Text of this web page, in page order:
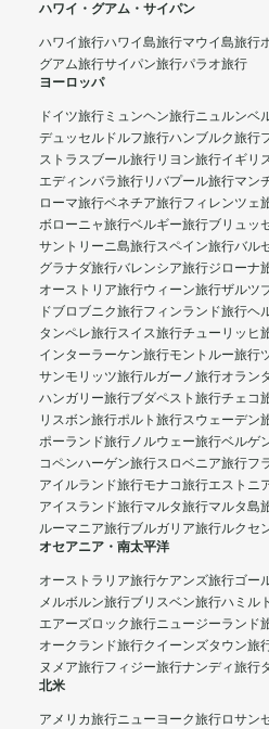
ハワイ・グアム・サイパン
ハワイ旅行ハワイ島旅行マウイ島旅行
グアム旅行サイパン旅行パラオ旅行
ヨーロッパ
ドイツ旅行 ミュンヘン旅行ニュルンベ
デュッセルドルフ旅行ハンブルク旅行
ストラスブール旅行リヨン旅行イギリ
エディンバラ旅行リバプール旅行マン
ローマ旅行ベネチア旅行フィレンツェ
ボローニャ旅行ベルギー旅行ブリュッ
サントリーニ島旅行スペイン旅行バル
グラナダ旅行バレンシア旅行ジローナ
オーストリア旅行ウィーン旅行ザルツ
ドブロブニク旅行フィンランド旅行ヘ
タンペレ旅行スイス旅行チューリッヒ
インターラーケン旅行モントルー旅行
サンモリッツ旅行ルガーノ旅行オラン
ハンガリー旅行ブダペスト旅行チェコ
リスボン旅行ポルト旅行スウェーデン
ポーランド旅行ノルウェー旅行ベルゲ
コペンハーゲン旅行スロベニア旅行フ
アイルランド旅行モナコ旅行エストニ
アイスランド旅行マルタ旅行マルタ島
ルーマニア旅行ブルガリア旅行ルクセ
オセアニア・南太平洋
オーストラリア旅行ケアンズ旅行ゴー
メルボルン旅行ブリスベン旅行ハミル
エアーズロック旅行ニュージーランド
オークランド旅行クイーンズタウン旅
ヌメア旅行フィジー旅行ナンディ旅行
北米
アメリカ旅行ニューヨーク旅行ロサン